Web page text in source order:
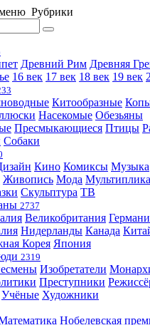
Рубрики
Древний Рим Древняя
16 век 17 век 18 век 19 век
Китообразные
Насекомые Обезьяны
Пресмыкающиеся Птицы
Собаки
Кино Комиксы Музыка
Живопись Мода
Скульптура ТВ
2737
Великобритания
Нидерланды Канада
Корея Япония
2319
Изобретатели
Преступники
Учёные Художники
Нобелевская